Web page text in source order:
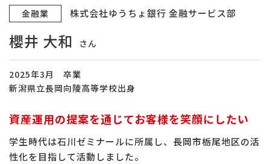
金融業 株式会社ゆうちょ銀行 金融サービス部
櫻井 大和 さん
2025年3月 卒業
新潟県立長岡向陵高等学校出身
資産運用の提案を通じてお客様を笑顔にしたい
学生時代は石川ゼミナールに所属し、長岡市栃尾地区の活
性化を目指して活動しました。